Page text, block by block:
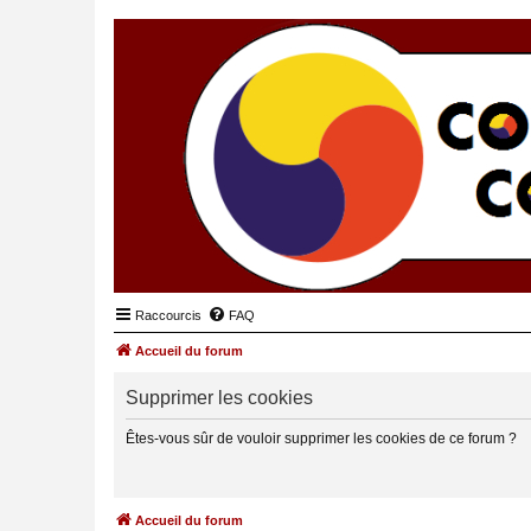
Raccourcis FAQ
Accueil du forum
Supprimer les cookies
Êtes-vous sûr de vouloir supprimer les cookies de ce forum ?
Accueil du forum